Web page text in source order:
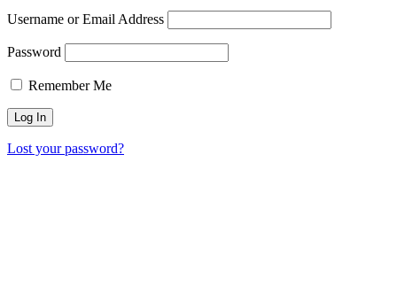
Username or Email Address
Password
Remember Me
Lost your password?